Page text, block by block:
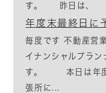
す。 昨日は、 「
年度末最終日に
毎度です 不動産営
イナンシャルプラ
す。 本日は年度
張所に...